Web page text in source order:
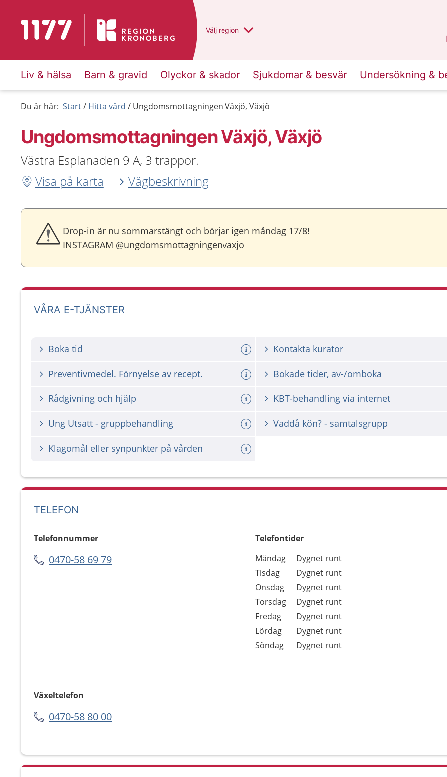
Till startsidan för 1177 Du har valt region
Välj en annan
region
Liv & hälsa Barn & gravid Olyckor & skador Sjukdomar & besvär Undersökning &
Du är här: Start Hitta vård Ungdomsmottagningen Växjö, Växjö
Ungdoms­mottagningen Växjö, Växjö
Västra Esplanaden 9 A, 3 trappor.
Visa på karta
Vägbeskrivning
Drop-in är nu sommarstängt och börjar igen måndag 17/8!
INSTAGRAM @ungdomsmottagningenvaxjo
VÅRA E-TJÄNSTER
Boka tid Kontakta kurator
Preventivmedel. Förnyelse av recept. Bokade tider, av-/omboka
Rådgivning och hjälp KBT-behandling via internet
Ung Utsatt - gruppbehandling Vaddå kön? - samtalsgrupp
Klagomål eller synpunkter på vården
TELEFON
Telefonnummer
0470-58 69 79
Telefontider
Dag
Öppettider
Kommentarer
Måndag
Dygnet runt
Tisdag
Dygnet runt
Onsdag
Dygnet runt
Torsdag
Dygnet runt
Fredag
Dygnet runt
Lördag
Dygnet runt
Söndag
Dygnet runt
Växeltelefon
0470-58 80 00